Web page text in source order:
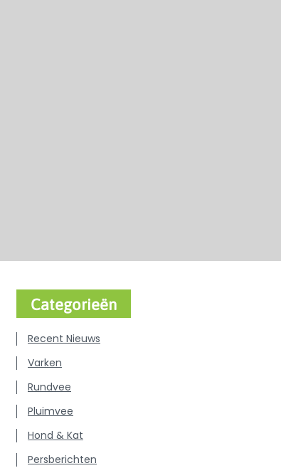
Categorieën
Recent Nieuws
Varken
Rundvee
Pluimvee
Hond & Kat
Persberichten